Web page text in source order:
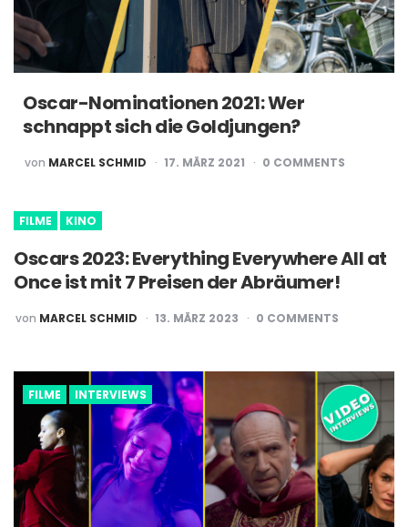
Oscar-Nominationen 2021: Wer
schnappt sich die Goldjungen?
POSTED
BY
von MARCEL SCHMID 17. MÄRZ 2021 0 COMMENTS
FILME KINO
Oscars 2023: Everything Everywhere All at
Once ist mit 7 Preisen der Abräumer!
POSTED
BY
von MARCEL SCHMID 13. MÄRZ 2023 0 COMMENTS
FILME INTERVIEWS